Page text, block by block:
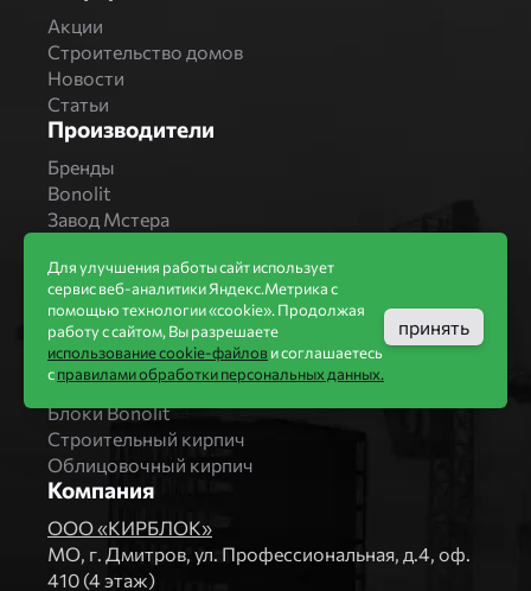
Акции
Строительство домов
Новости
Статьи
Производители
Бренды
Bonolit
Завод Мстера
Магма Керамик
Комбинат СТРОМА
Вяземский кирпичный завод
Продукция
Каталог
Блоки Bonolit
Строительный кирпич
Облицовочный кирпич
Компания
ООО «КИРБЛОК»
МO, г. Дмитров, ул. Профессиональная, д.4, оф.
410 (4 этаж)
Для улучшения работы сайт использует
сервис веб-аналитики Яндекс.Метрика с
помощью технологии «cookie». Продолжая
работу с сайтом, Вы разрешаете
использование cookie-файлови соглашаетесь
справилами обработки персональных данных.
принять